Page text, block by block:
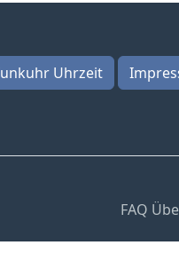
Uhrzeit
FAQ